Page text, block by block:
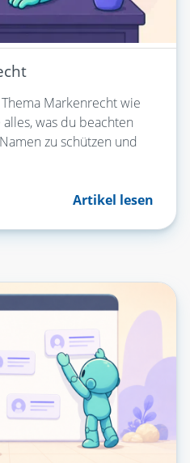
Markenrecht wie
was du beachten
zu schützen und
Artikel lesen